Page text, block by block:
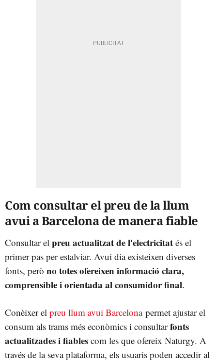
Com consultar el preu de la llum
avui a Barcelona de manera fiable
Consultar el preu actualitzat de l'electricitat és el
primer pas per estalviar. Avui dia existeixen diverses
fonts, però no totes ofereixen informació clara,
comprensible i orientada al consumidor final.
Conèixer el preu llum avui Barcelonapermet ajustar el
consum als trams més econòmics i consultarfonts
actualitzades i fiables com les que ofereix Naturgy. A
través de la seva plataforma, els usuaris poden accedir al